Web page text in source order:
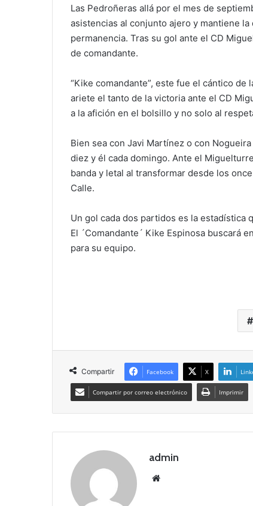
Las Pedroñeras allá por el mes de
asistencias al conjunto ajero y mantiene
permanencia. Tras su gol ante el CD
de comandante.
“Kike comandante”, este fue el cántico
ariete el tanto de la victoria ante el CD
a la afición en el bolsillo y no solo al
Bien sea con Javi Martínez o con
diez y él cada domingo. Ante el
banda y letal al transformar desde los
Calle.
Un gol cada dos partidos es la estadística
El ´Comandante´ Kike Espinosa buscará
para su equipo.
Compartir Facebook X
Compartir por correo electrónico Imprimir
admin